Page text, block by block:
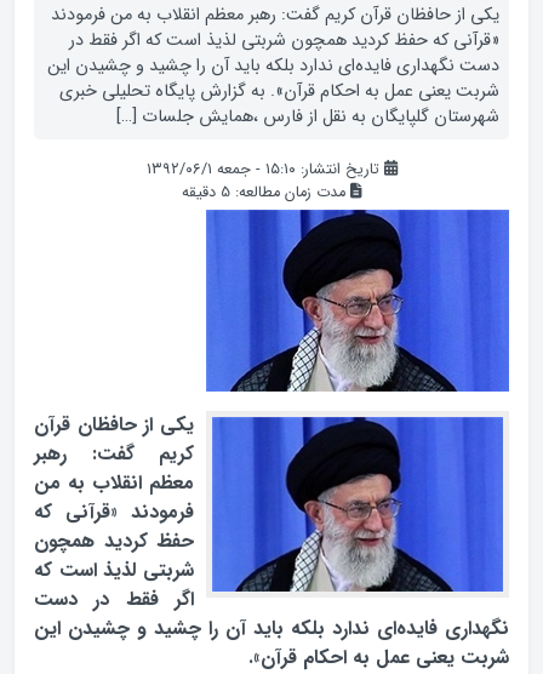
یکی از حافظان قرآن کریم گفت: رهبر معظم انقلاب به من فرمودند
«قرآنی که حفظ کردید همچون شربتی لذیذ است که اگر فقط در
دست نگهداری فایده‌ای ندارد بلکه باید آن را چشید و چشیدن این
شربت یعنی عمل به احکام قرآن». به گزارش پایگاه تحلیلی خبری
شهرستان گلپایگان به نقل از فارس ،همایش جلسات […]
تاریخ انتشار: ۱۵:۱۰ - جمعه ۱۳۹۲/۰۶/۱
مدت زمان مطالعه:5 دقیقه
یکی از حافظان قرآن
کریم گفت: رهبر
معظم انقلاب به من
فرمودند «قرآنی که
حفظ کردید همچون
شربتی لذیذ است که
اگر فقط در دست
نگهداری فایده‌ای ندارد بلکه باید آن را چشید و چشیدن این
شربت یعنی عمل به احکام قرآن».